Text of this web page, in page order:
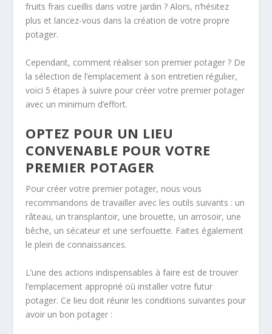
fruits frais cueillis dans votre jardin ? Alors, n’hésitez
plus et lancez-vous dans la création de votre propre
potager.
Cependant, comment réaliser son premier potager ? De
la sélection de l’emplacement à son entretien régulier,
voici 5 étapes à suivre pour créer votre premier potager
avec un minimum d’effort.
OPTEZ POUR UN LIEU
CONVENABLE POUR VOTRE
PREMIER POTAGER
Pour créer votre premier potager, nous vous
recommandons de travailler avec les outils suivants : un
râteau, un transplantoir, une brouette, un arrosoir, une
bêche, un sécateur et une serfouette. Faites également
le plein de connaissances.
L’une des actions indispensables à faire est de trouver
l’emplacement approprié où installer votre futur
potager. Ce lieu doit réunir les conditions suivantes pour
avoir un bon potager :